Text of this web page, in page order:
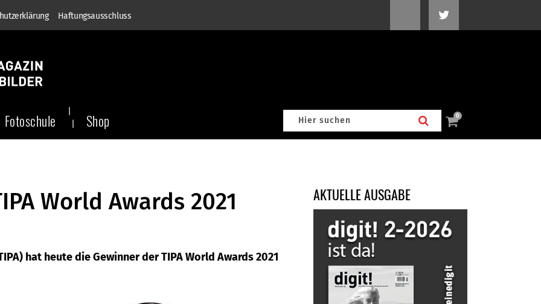
Haftungsausschluss
Fotoschule Shop 0
World Awards 2021
hat heute die Gewinner der TIPA World Awards 2021
AKTUELLE AUSGABE